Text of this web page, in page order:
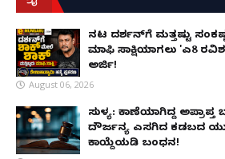
ನಟ ದರ್ಶನ್‌ಗೆ ಮತ್ತಷ್ಟು
ಮಾಫಿ ಸಾಕ್ಷಿಯಾಗಲು 'ಎ8
ಅರ್ಜಿ!
August 06, 2026
ಸುಳ್ಯ: ಕಾಣೆಯಾಗಿದ್ದ ಅಪ್ರಾಪ್ತ
ದೌರ್ಜನ್ಯ ಎಸಗಿದ ಕಡಬದ
ಕಾಯ್ದೆಯಡಿ ಬಂಧನ!